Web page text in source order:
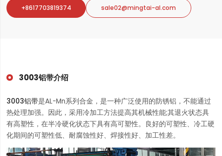
+8617703819374 sale02@mingtai-al.com
3003铝带介绍
3003铝带是AL-Mn系列合金，是一种广泛使用的防锈铝，不能通过
热处理加强。因此，采用冷加工方法提高其机械性能;其退火状态具
有高塑性，在半冷硬化状态下具有高可塑性。良好的可塑性、冷工硬
化期间的可塑性低、耐腐蚀性好、焊接性好、加工性差。